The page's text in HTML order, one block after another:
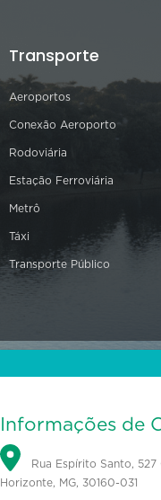
Transporte
Aeroportos
Conexão Aeroporto
Rodoviária
Estação Ferroviária
Metrô
Táxi
Transporte Público
Informações de
Rua Espírito Santo,
Horizonte, MG, 30160-031